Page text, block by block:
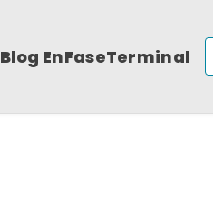
Blog EnFaseTerminal